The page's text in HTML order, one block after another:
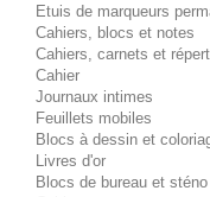
Etuis de marqueurs
Cahiers, blocs et notes
Cahiers, carnets et
Cahier
Journaux intimes
Feuillets mobiles
Blocs à dessin et
Livres d'or
Blocs de bureau et